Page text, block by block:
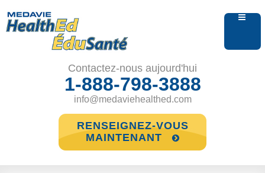
Contactez-nous aujourd'hui
1-888-798-3888
info@medaviehealthed.com
RENSEIGNEZ-VOUS
MAINTENANT